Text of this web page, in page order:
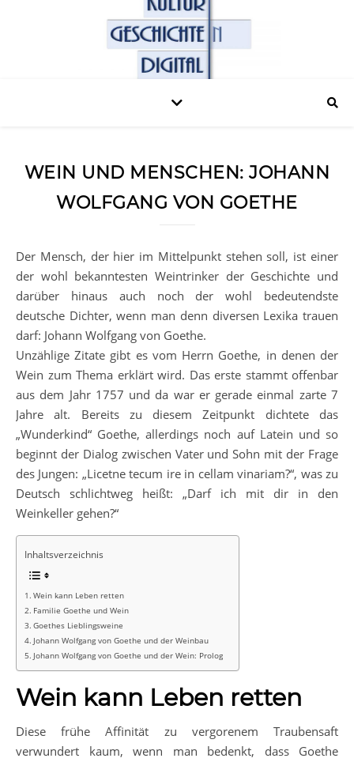
WEIN UND MENSCHEN: JOHANN
WOLFGANG VON GOETHE
Der Mensch, der hier im Mittelpunkt stehen soll, ist einer
der wohl bekanntesten Weintrinker der Geschichte und
darüber hinaus auch noch der wohl bedeutendste
deutsche Dichter, wenn man denn diversen Lexika trauen
darf: Johann Wolfgang von Goethe.
Unzählige Zitate gibt es vom Herrn Goethe, in denen der
Wein zum Thema erklärt wird. Das erste stammt offenbar
aus dem Jahr 1757 und da war er gerade einmal zarte 7
Jahre alt. Bereits zu diesem Zeitpunkt dichtete das
„Wunderkind“ Goethe, allerdings noch auf Latein und so
beginnt der Dialog zwischen Vater und Sohn mit der Frage
des Jungen: „Licetne tecum ire in cellam vinariam?“, was zu
Deutsch schlichtweg heißt: „Darf ich mit dir in den
Weinkeller gehen?“
Inhaltsverzeichnis
Wein kann Leben retten
Familie Goethe und Wein
Goethes Lieblingsweine
Johann Wolfgang von Goethe und der Weinbau
Johann Wolfgang von Goethe und der Wein: Prolog
Wein kann Leben retten
Diese frühe Affinität zu vergorenem Traubensaft
verwundert kaum, wenn man bedenkt, dass Goethe